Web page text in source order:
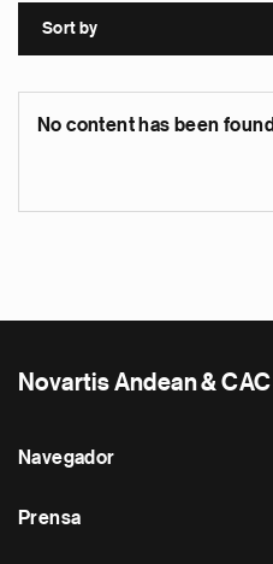
Sort by
No content has been
Novartis Andean &
Navegador
Prensa